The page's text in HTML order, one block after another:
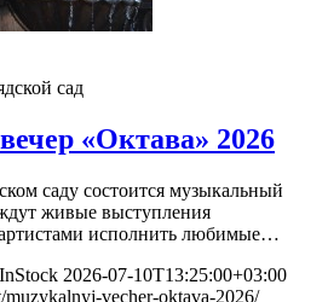
сад
«Октава» 2026
саду состоится музыкальный
живые выступления
исполнить любимые…
2026-07-10T13:25:00+03:00
muzykalnyj-vecher-oktava-2026/